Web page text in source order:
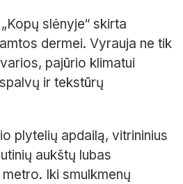
slėnyje“ skirta
dermei. Vyrauja ne tik
pajūrio klimatui
ir tekstūrų
plytelių apdailą, vitrininius
aukštų lubas
metro. Iki smulkmenų